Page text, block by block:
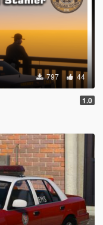
797 44
1.0